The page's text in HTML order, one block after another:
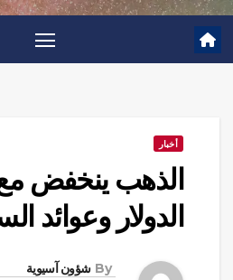
أخبار
الذهب ينخفض مع
الدولار وعوائد
By شؤون آسيوية